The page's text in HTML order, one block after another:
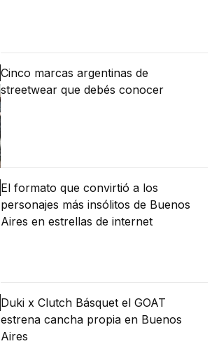
Cinco marcas argentinas de
streetwear que debés conocer
El formato que convirtió a los
personajes más insólitos de Buenos
Aires en estrellas de internet
Duki x Clutch Básquet el GOAT
estrena cancha propia en Buenos
Aires